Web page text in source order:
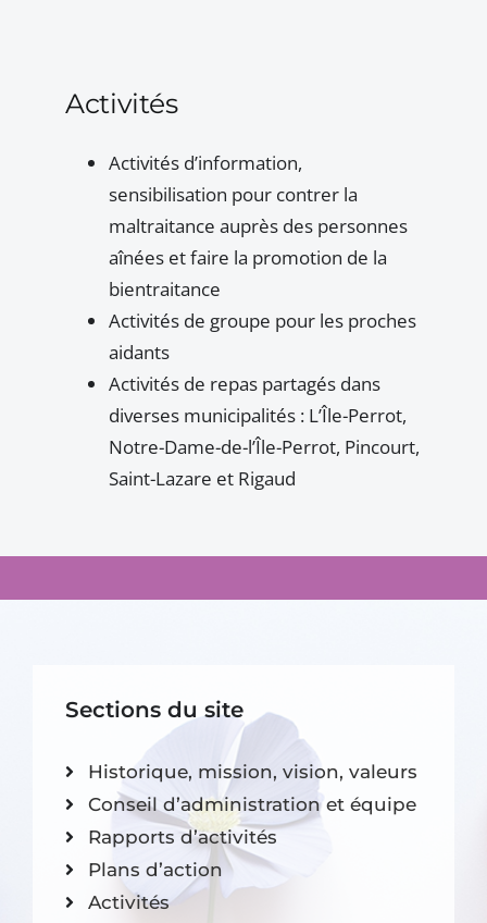
Activités
Activités d’information,
sensibilisation pour contrer la
maltraitance auprès des personnes
aînées et faire la promotion de la
bientraitance
Activités de groupe pour les proches
aidants
Activités de repas partagés dans
diverses municipalités : L’Île-Perrot,
Notre-Dame-de-l’Île-Perrot, Pincourt,
Saint-Lazare et Rigaud
Sections du site
Historique, mission, vision, valeurs
Conseil d’administration et équipe
Rapports d’activités
Plans d’action
Activités